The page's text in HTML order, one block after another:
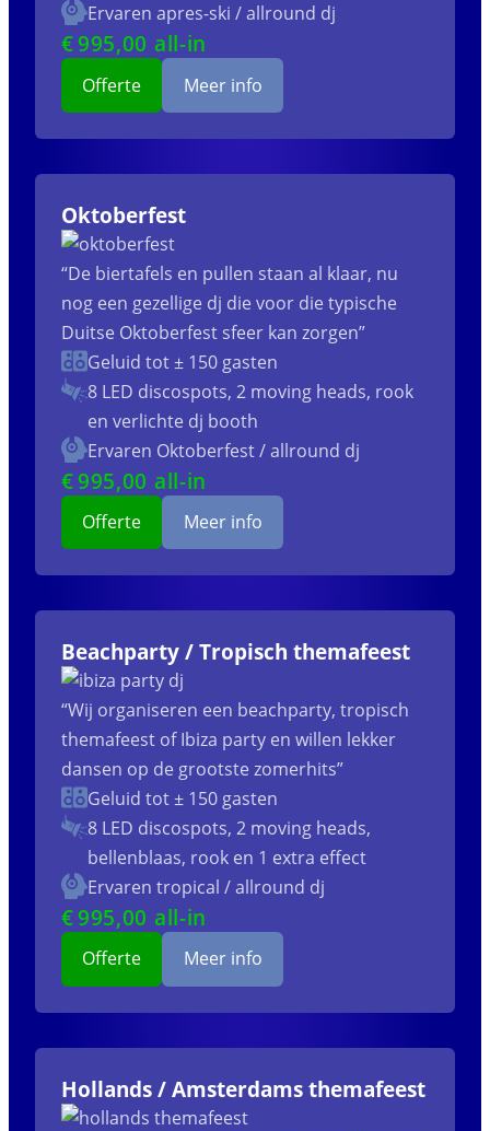
Ervaren apres-ski / allround dj
€995,00 all-in
Offerte Meer info
Oktoberfest
“De biertafels en pullen staan al klaar, nu
nog een gezellige dj die voor die typische
Duitse Oktoberfest sfeer kan zorgen”
Geluid tot ± 150 gasten
8 LED discospots, 2 moving heads, rook
en verlichte dj booth
Ervaren Oktoberfest / allround dj
€995,00 all-in
Offerte Meer info
Beachparty / Tropisch themafeest
“Wij organiseren een beachparty, tropisch
themafeest of Ibiza party en willen lekker
dansen op de grootste zomerhits”
Geluid tot ± 150 gasten
8 LED discospots, 2 moving heads,
bellenblaas, rook en 1 extra effect
Ervaren tropical / allround dj
€995,00 all-in
Offerte Meer info
Hollands / Amsterdams themafeest